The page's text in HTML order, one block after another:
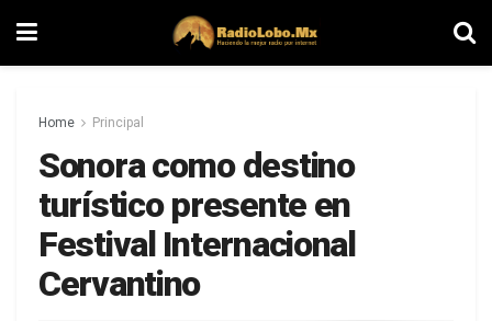
Home Principal
Sonora como destino
turístico presente en
Festival Internacional
Cervantino